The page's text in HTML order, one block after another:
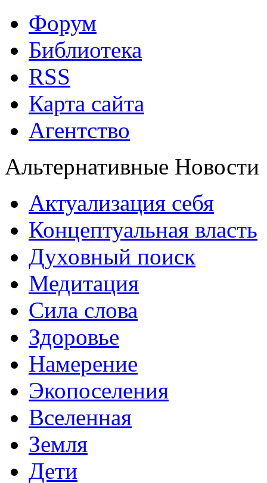
Форум
Библиотека
RSS
Карта сайта
Агентство
Альтернативные Новости
Актуализация себя
Концептуальная власть
Духовный поиск
Медитация
Сила слова
Здоровье
Намерение
Экопоселения
Вселенная
Земля
Дети